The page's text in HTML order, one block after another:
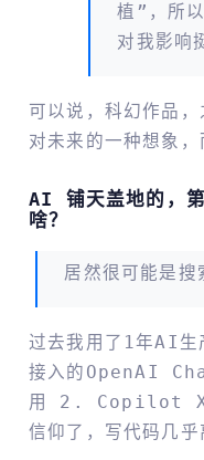
植”，所
对我影响
可以说，科幻作品
对未来的一种想象
AI 铺天盖地的，
啥？
居然很可能是搜
过去我用了1年AI
接入的OpenAI
用 2. Copilot X，
信仰了，写代码几